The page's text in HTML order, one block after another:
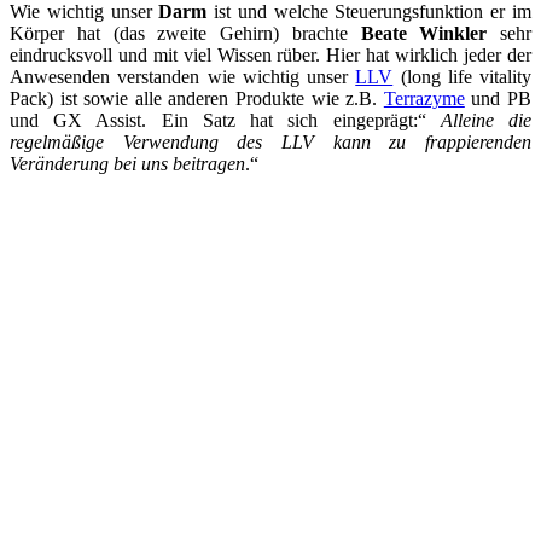
Wie wichtig unserDarm ist und welche Steuerungsfunktion er im
Körper hat (das zweite Gehirn) brachte Beate Winkler sehr
eindrucksvoll und mit viel Wissen rüber. Hier hat wirklich jeder der
Anwesenden verstanden wie wichtig unserLLV (long life vitality
Pack) ist sowie alle anderen Produkte wie z.B. Terrazymeund PB
und GX Assist. Ein Satz hat sich eingeprägt:“ Alleine die
regelmäßige Verwendung des LLV kann zu frappierenden
Veränderung bei uns beitragen.“